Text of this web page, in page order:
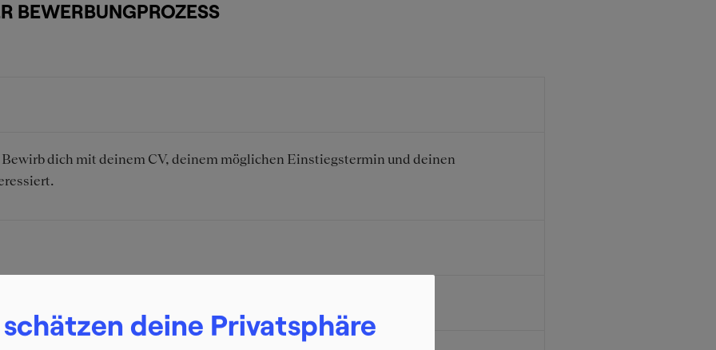
BEWERBUNGPROZESS
dich mit deinem CV, deinem möglichen Einstiegstermin und deinen
deine Privatsphäre